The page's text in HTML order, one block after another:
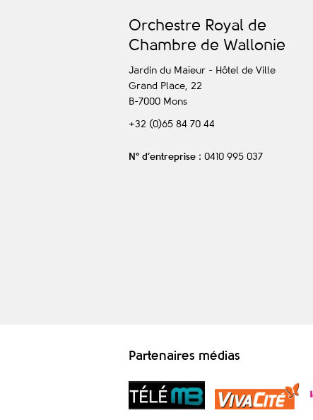
Orchestre Royal de
Chambre de Wallonie
Jardin du Maïeur - Hôtel de Ville
Grand Place, 22
B-7000 Mons
+32 (0)65 84 70 44
N° d’entreprise : 0410 995 037
Partenaires médias